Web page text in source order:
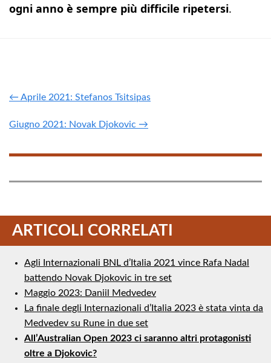
ogni anno è sempre più difficile ripetersi.
← Aprile 2021: Stefanos Tsitsipas
Giugno 2021: Novak Djokovic →
ARTICOLI CORRELATI
Agli Internazionali BNL d’Italia 2021 vince Rafa Nadal
battendo Novak Djokovic in tre set
Maggio 2023: Daniil Medvedev
La finale degli Internazionali d’Italia 2023 è stata vinta da
Medvedev su Rune in due set
All’Australian Open 2023 ci saranno altri protagonisti
oltre a Djokovic?